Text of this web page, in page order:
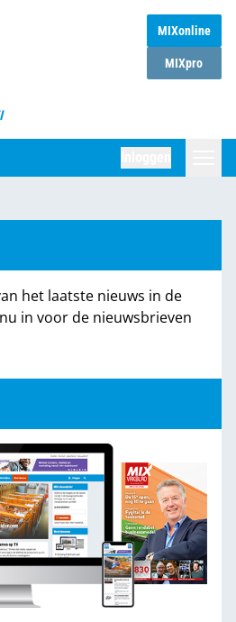
MIXonline
MIXpro
het laatste nieuws in de
in voor de nieuwsbrieven